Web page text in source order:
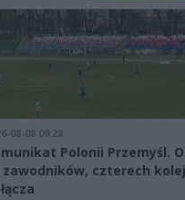
08-08 09:28
Polonii Przemyśl.
zawodników, czterech